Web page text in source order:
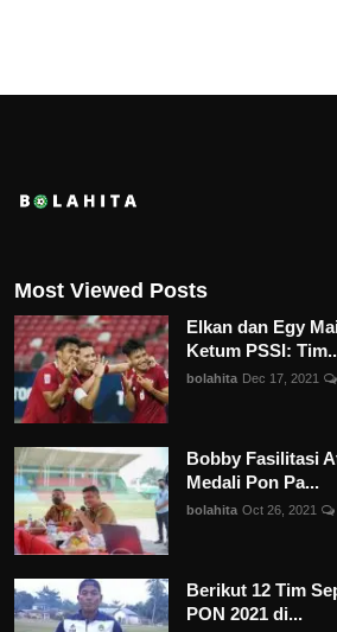
Most Viewed Posts
Elkan dan Egy
Ketum PSSI:
bolahita Dec 17, 2021
Bobby Fasilitasi
Medali Pon Pa...
bolahita Oct 26, 2021
Berikut 12 Tim
PON 2021 di...